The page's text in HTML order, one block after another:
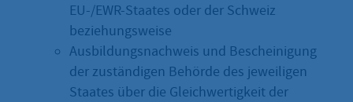
EU-/EWR-Staates oder der Schweiz
beziehungsweise
Ausbildungsnachweis und Bescheinigung
der zuständigen Behörde des jeweiligen
Staates über die Gleichwertigkeit der